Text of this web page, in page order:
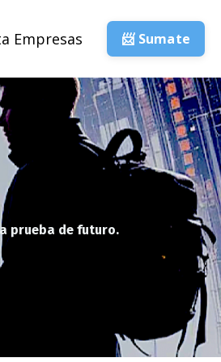
Empresas 📨 Sumate
prueba de futuro.